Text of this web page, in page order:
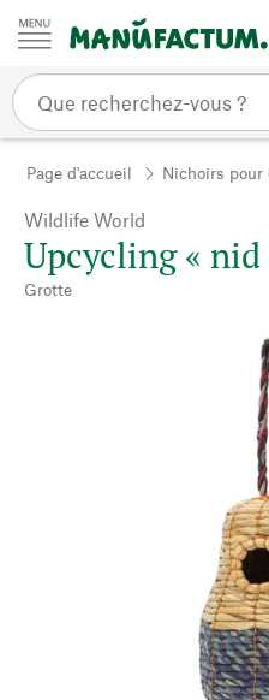
Passer au contenu
Page d'accueil Nichoirs pour
Wildlife World
Upcycling « nid
Grotte